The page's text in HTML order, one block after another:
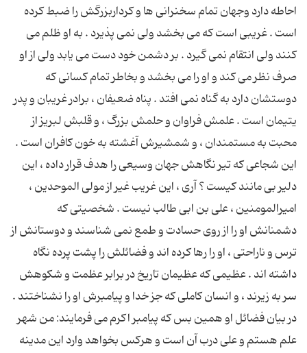
احاطه دارد وجهان تمام سخنرانی ها و کرداربزرگش را ضبط کرده
است . غریبی است که می بخشد ولی نمی پذیرد . به او ظلم می
کنند ولی انتقام نمی گیرد . بر دشمن خود دست می یابد ولی از او
صرف نظر می کند و او را می بخشد و بخاطر تمام کسانی که
دوستشان دارد به گناه نمی افتد . پناه ضعیفان ، برادر غریبان و پدر
یتیمان است . علمش فراوان و حلمش بزرگ ، و قلبش لبریز از
محبت به مستمندان ، و شمشیرش آغشته به خون کافران است .
این شجاعی که تیر نگاهش جهان وسیعی را هدف قرار داده ، این
دلیر بی مانند کیست ؟ آری ، این غریب غیر از مولی الموحدین ،
امیرالمومنین ، علی بن ابی طالب نیست . شخصیتی که
دشمنانش او را از روی حسادت و طمع نمی شناسند و دوستانش از
ترس و ناراحتی ، او را رها کرده اند و فضائلش را پشت پرده نگاه
داشته اند . عظیمی که عظیمان تاریخ در برابر عظمت و شکوهش
سر به زیرند ، و انسان کاملی که جز خدا و پیامبرش او را نشناختند .
در بیان فضائل او همین بس که پیامبر اکرم می فرمایند: من شهر
علم هستم و علی درب آن است و هرکس بخواهد وارد این مدینه